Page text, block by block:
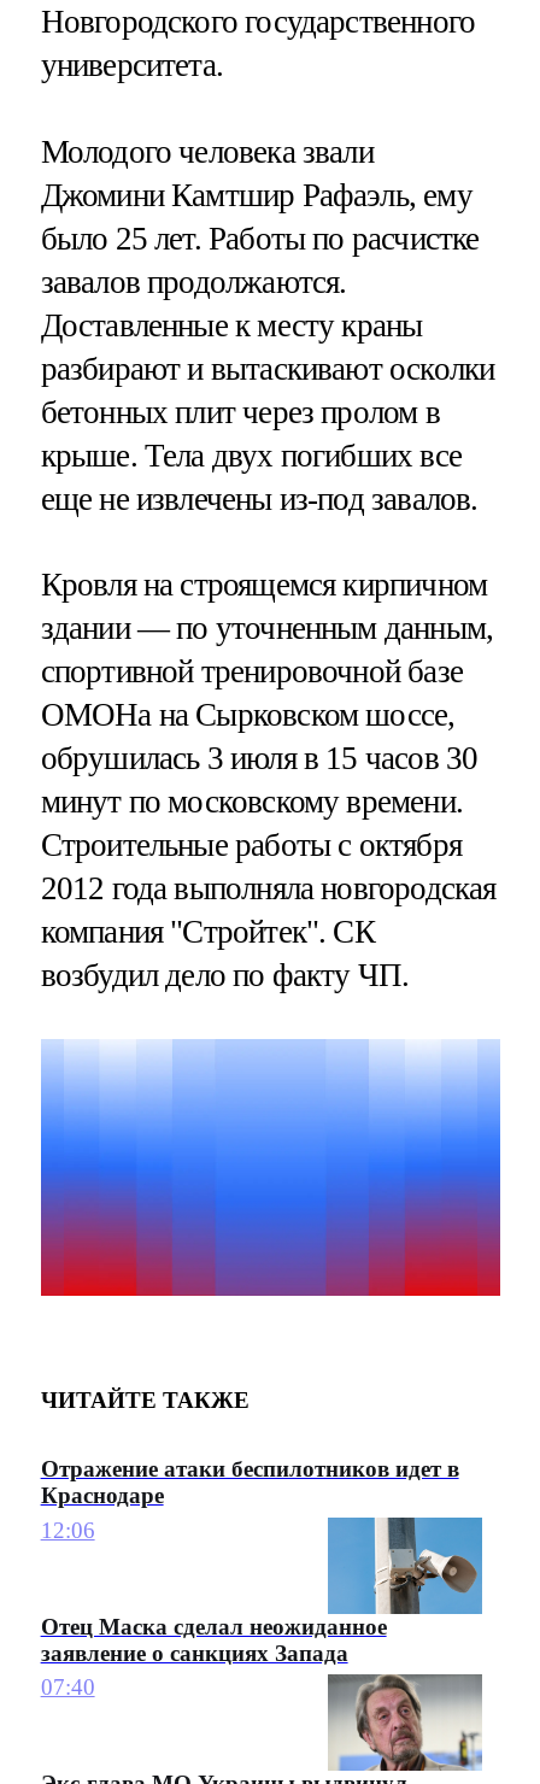
Новгородского государственного
университета.
Молодого человека звали
Джомини Камтшир Рафаэль, ему
было 25 лет. Работы по расчистке
завалов продолжаются.
Доставленные к месту краны
разбирают и вытаскивают осколки
бетонных плит через пролом в
крыше. Тела двух погибших все
еще не извлечены из-под завалов.
Кровля на строящемся кирпичном
здании — по уточненным данным,
спортивной тренировочной базе
ОМОНа на Сырковском шоссе,
обрушилась 3 июля в 15 часов 30
минут по московскому времени.
Строительные работы с октября
2012 года выполняла новгородская
компания "Стройтек". СК
возбудил дело по факту ЧП.
ЧИТАЙТЕ ТАКЖЕ
Отражение атаки беспилотников идет в
Краснодаре
12:06
Отец Маска сделал неожиданное
заявление о санкциях Запада
07:40